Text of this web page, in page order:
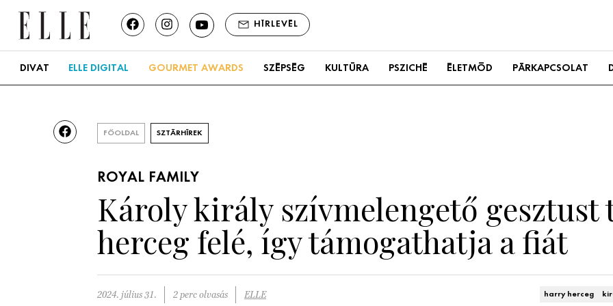
HÍRLEVÉL
DIVAT ELLE DIGITAL GOURMET AWARDS SZÉPSÉG KULTÚRA PSZICHÉ ÉLETMÓD PÁRKAPCSOLAT
FŐOLDAL SZTÁRHÍREK
ROYAL FAMILY
Károly király szívmelengető
herceg felé, így támogathatja a fiát
2024. július 31. 2 perc olvasás ELLE harry herceg